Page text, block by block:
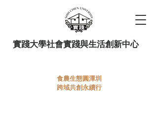
實踐大學社會實踐與生活創新中心
食農生態圓潭圳
跨域共創永續行